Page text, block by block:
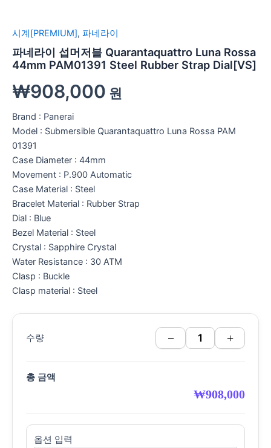
시계[PREMIUM], 파네라이
파네라이 섭머저블 Quarantaquattro Luna Rossa
44mm PAM01391 Steel Rubber Strap Dial[VS]
₩908,000 원
Brand : Panerai
Model : Submersible Quarantaquattro Luna Rossa PAM
01391
Case Diameter : 44mm
Movement : P.900 Automatic
Case Material : Steel
Bracelet Material : Rubber Strap
Dial : Blue
Bezel Material : Steel
Crystal : Sapphire Crystal
Water Resistance : 30 ATM
Clasp : Buckle
Clasp material : Steel
수량 − +
총 금액
₩908,000
옵션 입력